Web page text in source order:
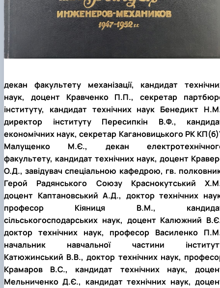
декан факультету механізації, кандидат
наук, доцент Кравченко П.П., секретар
інституту, кандидат технічних наук Бенедикт
директор інституту Пересипкін В.Ф.,
економічних наук, секретар Кагановицького РК
Малущенко М.Є., декан
факультету, кандидат технічних наук, доцент
О.Д., завідувач спеціальною кафедрою, гв.
Герой Радянського Союзу Краснокутський
доцент Каптановський А.Д., доктор технічних
професор Кіяниця В.М.,
сільськогосподарських наук, доцент Калюжний
доктор технічних наук, професор Василенко
начальник навчальної частини
Катюжинський В.В., доктор технічних наук,
Крамаров В.С., кандидат технічних наук,
Мельниченко Д.Є., кандидат технічних наук,